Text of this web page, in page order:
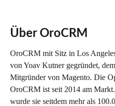
Über OroCRM
OroCRM mit Sitz in Los
von Yoav Kutner gegründet,
Mitgründer von Magento. Die
OroCRM ist seit 2014 am
wurde sie seitdem mehr als